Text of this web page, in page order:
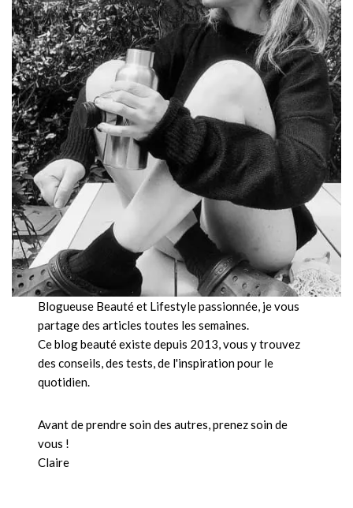
Blogueuse Beauté et Lifestyle passionnée, je vous
partage des articles toutes les semaines.
Ce blog beauté existe depuis 2013, vous y trouvez
des conseils, des tests, de l'inspiration pour le
quotidien.
Avant de prendre soin des autres, prenez soin de
vous !
Claire